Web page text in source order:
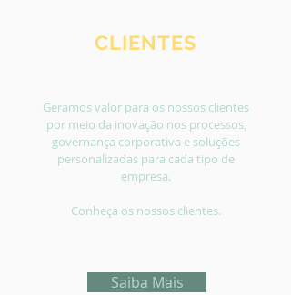
CLIENTES
Geramos valor para os nossos clientes
por meio da inovação nos processos,
governança corporativa e soluções
personalizadas para cada tipo de
empresa.
Conheça os nossos clientes.
Saiba Mais